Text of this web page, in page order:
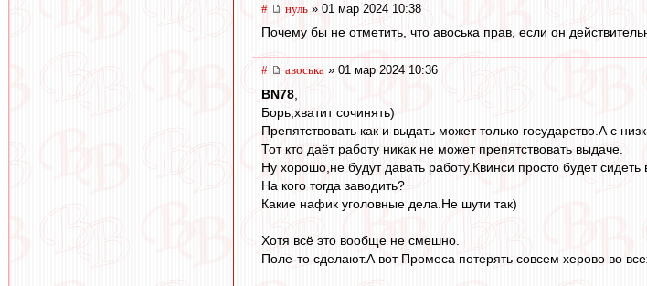
# нуль » 01 мар 2024 10:38
Почему бы не отметить, что авоська прав, если он
# авоська » 01 мар 2024 10:36
BN78
Борь,хватит сочинять)
Препятствовать как и выдать может только государство.А с
Тот кто даёт работу никак не может препятствовать выдаче.
Ну хорошо,не будут давать работу.Квинси просто будет
На кого тогда заводить?
Какие нафик уголовные дела.Не шути так)
Хотя всё это вообще не смешно.
Поле-то сделают.А вот Промеса потерять совсем херово во